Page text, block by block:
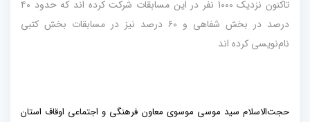
تاکنون نزدیک 1000 نفر در این مسابقات شرکت کرده اند که حدود ۴۰
درصد در بخش شفاهی و ۶۰ درصد نیز در مسابقات بخش کتبی
نام‌نویسی کرده اند
حجت‌الاسلام سید موسی موسوی معاون فرهنگی و اجتماعی اوقاف استان